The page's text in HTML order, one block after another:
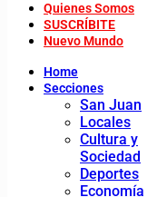
Quienes Somos
SUSCRÍBITE
Nuevo Mundo
Home
Secciones
San Juan
Locales
Cultura y
Sociedad
Deportes
Economía